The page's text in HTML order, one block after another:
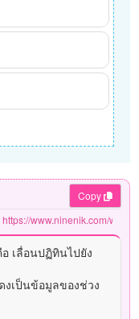
Copy
เลื่อนปฏิทินไปยัง
เป็นข้อมูลของช่วง